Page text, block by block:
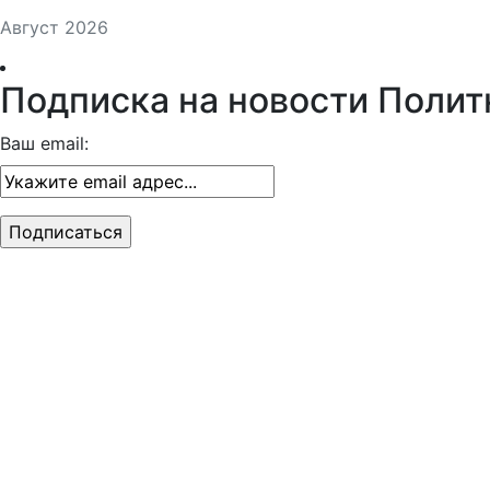
Август 2026
Подписка на новости
Ваш email: